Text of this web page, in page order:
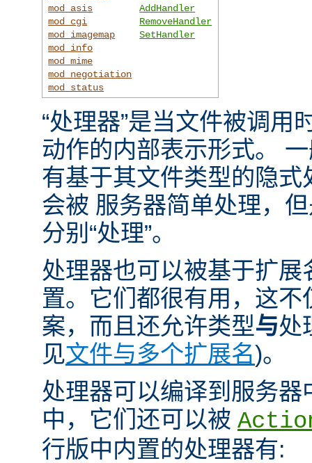
mod_asis
mod_cgi
mod_imagemap
mod_info
mod_mime
mod_negotiation
mod_status
AddHandler
RemoveHandler
SetHandler
“处理器”是当文件被调用
动作的内部表示形式。
有基于其文件类型的隐
会被 服务器简单处理，
分别“处理”。
处理器也可以被基于扩
置。它们都很有用，这
案，而且还允许类型与处
见文件与多个扩展名)。
处理器可以编译到服务
中，它们还可以被
行版中内置的处理器有: